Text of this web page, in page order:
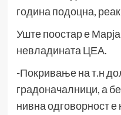
година подоцна,
Уште поостар е
невладината ЦЕА.
-Покривање на т.н
градоначалници, а
нивна одговорност